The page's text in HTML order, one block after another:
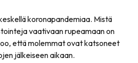
koronapandemiaa. Mistä
vaativaan rupeamaan on
että molemmat ovat katsoneet
jälkeiseen aikaan.